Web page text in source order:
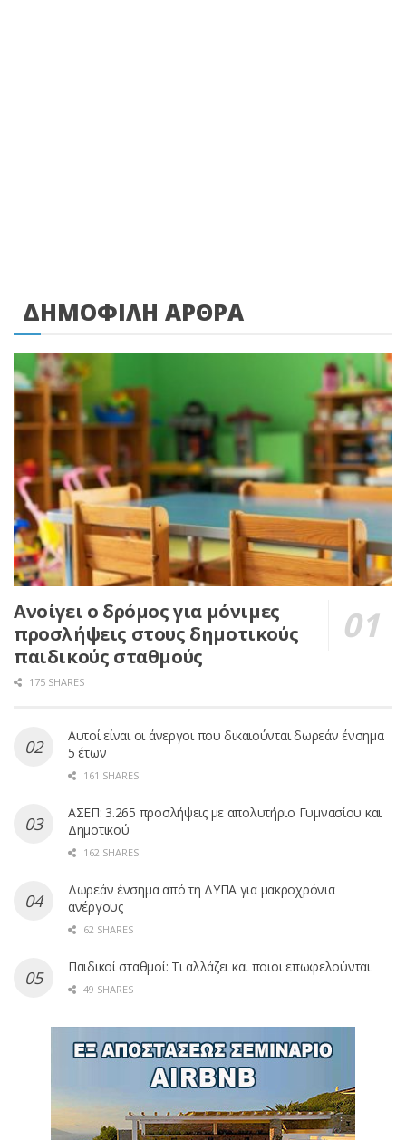
ΔΗΜΟΦΙΛΗ ΑΡΘΡΑ
Ανοίγει ο δρόμος για μόνιμες
προσλήψεις στους δημοτικούς
παιδικούς σταθμούς
175 SHARES
Αυτοί είναι οι άνεργοι που δικαιούνται δωρεάν ένσημα
5 έτων
161 SHARES
ΑΣΕΠ: 3.265 προσλήψεις με απολυτήριο Γυμνασίου και
Δημοτικού
162 SHARES
Δωρεάν ένσημα από τη ΔΥΠΑ για μακροχρόνια
ανέργους
62 SHARES
Παιδικοί σταθμοί: Τι αλλάζει και ποιοι επωφελούνται
49 SHARES